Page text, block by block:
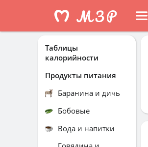
Таблицы
калорийности
Продукты питания
Баранина и дичь
Бобовые
Вода и напитки